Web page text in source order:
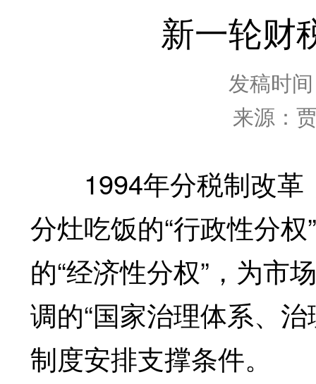
新一轮财
发稿时
来源：
1994年分税制改革
分灶吃饭的“行政性分
的“经济性分权”，为市
调的“国家治理体系、
制度安排支撑条件。